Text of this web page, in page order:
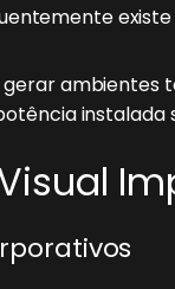
existe
instalada